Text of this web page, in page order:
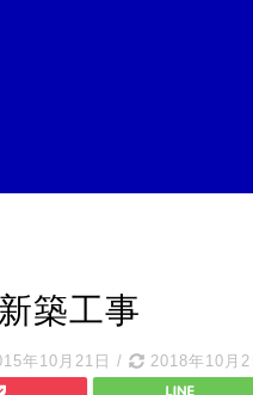
築工事
年10月21日 / 2018年10月2